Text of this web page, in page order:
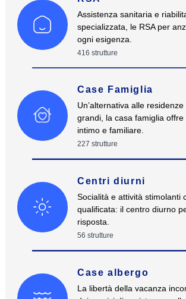
Assistenza sanitaria e
specializzata, le RSA per
ogni esigenza.
416 strutture
Case Famiglia
Un’alternativa alle
grandi, la casa famiglia
intimo e familiare.
227 strutture
Centri diurni
Socialità e attività stimolanti
qualificata: il centro diurno
risposta.
56 strutture
Case albergo
La libertà della vacanza